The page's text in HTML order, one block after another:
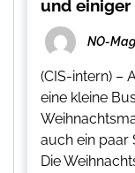
und
NO-
(CIS-intern) –
eine kleine
auch ein paar
Die